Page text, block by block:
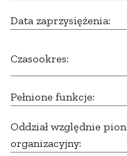
Data zaprzysiężenia:
Czasookres:
Pełnione funkcje:
Oddział względnie pion
organizacyjny: